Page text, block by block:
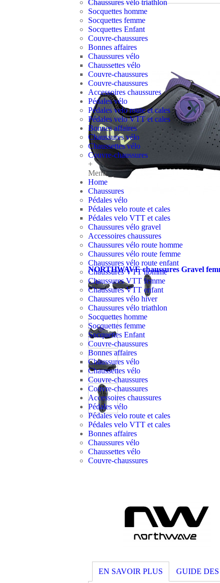
Chaussures vélo triathlon
Socquettes homme
Socquettes femme
Socquettes Enfant
Couvre-chaussures
Bonnes affaires
Chaussures vélo
Chaussettes vélo
Couvre-chaussures
Couvre-chaussures
Accessoires chaussures
Pédales vélo
Pédales velo route et cales
Pédales velo VTT et cales
Bonnes affaires
Chaussures vélo
Chaussettes vélo
Couvre-chaussures
+
Menu
Home
Chaussures
Pédales vélo
Pédales velo route et cales
Pédales velo VTT et cales
Chaussures vélo gravel
Accessoires chaussures
Chaussures vélo route homme
Chaussures vélo route femme
Chaussures vélo route enfant
Chaussures VTT homme
Chaussures VTT femme
Chaussures VTT enfant
Chaussures vélo hiver
Chaussures vélo triathlon
Socquettes homme
Socquettes femme
Socquettes Enfant
Couvre-chaussures
Bonnes affaires
Chaussures vélo
Chaussettes vélo
Couvre-chaussures
Couvre-chaussures
Accessoires chaussures
Pédales vélo
Pédales velo route et cales
Pédales velo VTT et cales
Bonnes affaires
Chaussures vélo
Chaussettes vélo
Couvre-chaussures
NORTHWAVE chaussures Gravel
EN SAVOIR PLUS GUIDE